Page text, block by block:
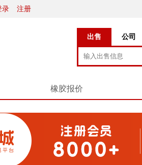
录 注册
出售 公司
橡胶报价